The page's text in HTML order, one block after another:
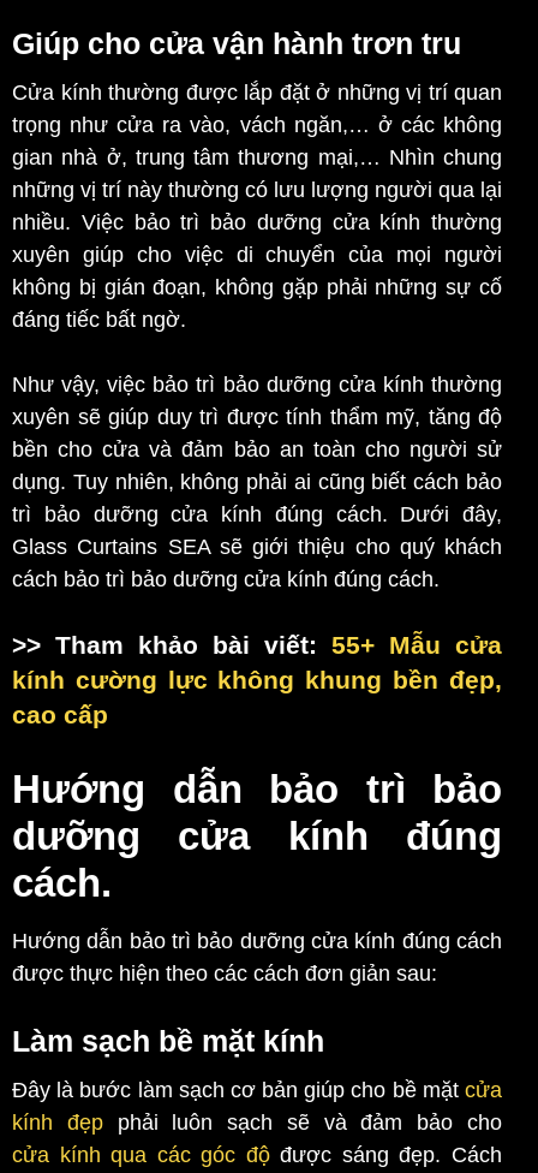
Giúp cho cửa vận hành trơn tru
Cửa kính thường được lắp đặt ở những vị trí quan
trọng như cửa ra vào, vách ngăn,… ở các không
gian nhà ở, trung tâm thương mại,… Nhìn chung
những vị trí này thường có lưu lượng người qua lại
nhiều. Việc bảo trì bảo dưỡng cửa kính thường
xuyên giúp cho việc di chuyển của mọi người
không bị gián đoạn, không gặp phải những sự cố
đáng tiếc bất ngờ.
Như vậy, việc bảo trì bảo dưỡng cửa kính thường
xuyên sẽ giúp duy trì được tính thẩm mỹ, tăng độ
bền cho cửa và đảm bảo an toàn cho người sử
dụng. Tuy nhiên, không phải ai cũng biết cách bảo
trì bảo dưỡng cửa kính đúng cách. Dưới đây,
Glass Curtains SEA sẽ giới thiệu cho quý khách
cách bảo trì bảo dưỡng cửa kính đúng cách.
>> Tham khảo bài viết: 55+ Mẫu cửa
kính cường lực không khung bền đẹp,
cao cấp
Hướng dẫn bảo trì bảo
dưỡng cửa kính đúng
cách.
Hướng dẫn bảo trì bảo dưỡng cửa kính đúng cách
được thực hiện theo các cách đơn giản sau:
Làm sạch bề mặt kính
Đây là bước làm sạch cơ bản giúp cho bề mặt cửa
kính đẹpphải luôn sạch sẽ và đảm bảo cho
cửa kính qua các góc độđược sáng đẹp. Cách